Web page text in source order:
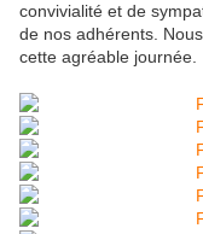
convivialité et de
de nos adhérents.
cette agréable journée.